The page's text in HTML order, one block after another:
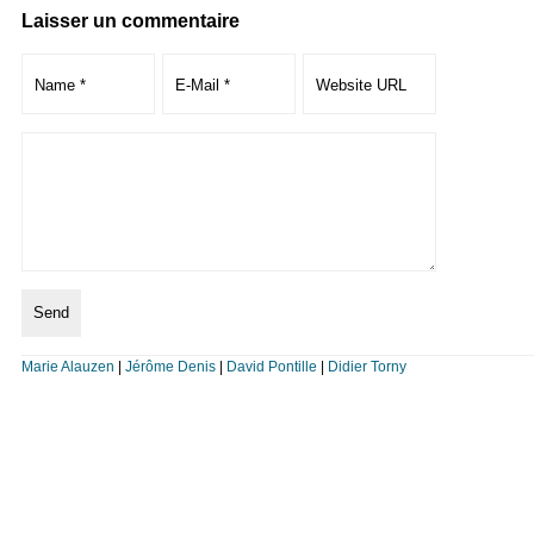
Laisser un commentaire
Marie Alauzen Jérôme Denis| David Pontille Didier Torny